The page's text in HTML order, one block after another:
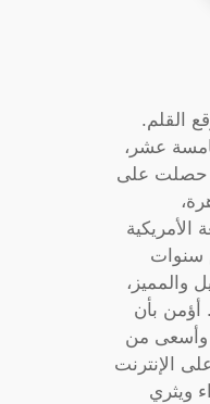
القلم.
عشر،
حصلت على
الأمريكية
سنوات
والمميز،
أؤمن بأن
وأسعى من
الإنترنت
ويثري